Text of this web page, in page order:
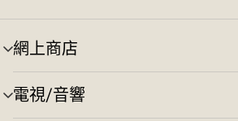
網上商店
選
單
切
換
電視/音響
選